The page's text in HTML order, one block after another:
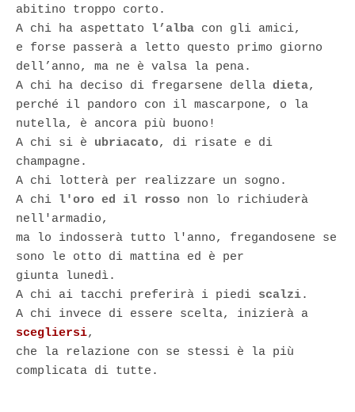
abitino troppo corto.
A chi ha aspettato l’alba con gli amici,
e forse passerà a letto questo primo giorno
dell’anno, ma ne è valsa la pena.
A chi ha deciso di fregarsene della dieta,
perché il pandoro con il mascarpone, o la
nutella, è ancora più buono!
A chi si è ubriacato, di risate e di
champagne.
A chi lotterà per realizzare un sogno.
A chi l'oro ed il rosso non lo richiuderà
nell'armadio,
ma lo indosserà tutto l'anno, fregandosene se
sono le otto di mattina ed è per
giunta lunedì.
A chi ai tacchi preferirà i piedi scalzi.
A chi invece di essere scelta, inizierà a
scegliersi,
che la relazione con se stessi è la più
complicata di tutte.